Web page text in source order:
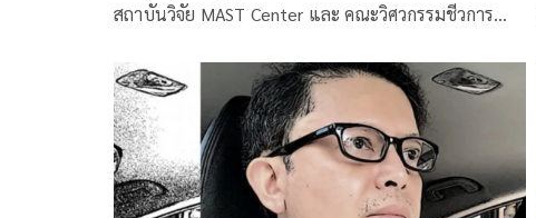
สถาบันวิจัย MAST Center และ คณะวิศวกรรมชีวการ
โพสต์ข้อความ ตอบโต้กรณีนายณัฐพงษ์ เรืองปัญญาวุฒิ
ส.ส.บัญชีรายชื่อ พรรคประชาชน อภิปรายเกี่ยวกับงบฯ
หน่วยราชการในพระองค์ ว่า